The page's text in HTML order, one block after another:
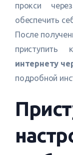
прокси
обеспечить
После
интернету
подробной